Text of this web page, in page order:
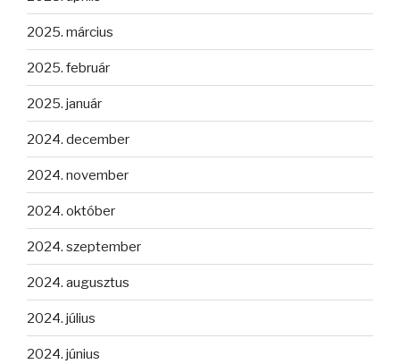
2025. március
2025. február
2025. január
2024. december
2024. november
2024. október
2024. szeptember
2024. augusztus
2024. július
2024. június